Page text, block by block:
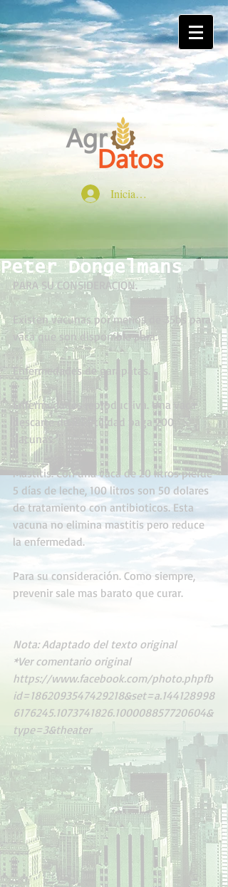
Iniciar sesión
Peter Dongelmans
PARA SU CONSIDERACION.
Existen vacunas por menos de 35bs para
vaca que son disponible para:
Enfermedades de garapatas.
Enfermedades reproductiva. Una vaca
descarte de infertilidad paga 200
vacunas.
Mastitis. Con una vaca de 20 litros pierde
5 días de leche, 100 litros son 50 dolares
de tratamiento con antibioticos. Esta
vacuna no elimina mastitis pero reduce
la enfermedad.
Para su consideración. Como siempre,
prevenir sale mas barato que curar.
Nota: Adaptado del texto original
*Ver comentario original
https://www.facebook.com/photo.phpfb
id=1862093547429218&set=a.144128998
6176245.1073741826.100008857720604&
type=3&theater